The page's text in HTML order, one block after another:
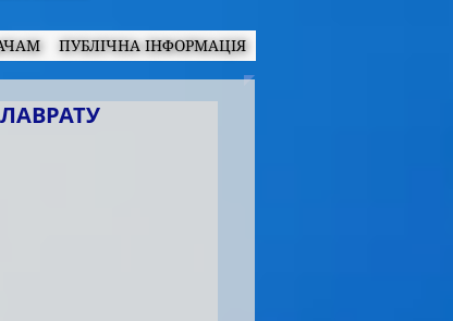
ПУБЛІЧНА ІНФОРМАЦІЯ